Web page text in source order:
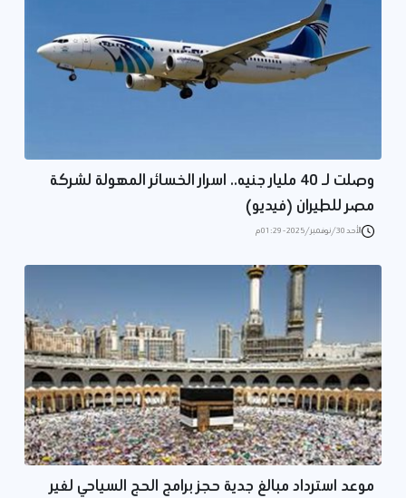
وصلت لـ 40 مليار جنيه.. اسرار الخسائر المهولة لشركة
مصر للطيران (فيديو)
الأحد 30/نوفمبر/2025 - 01:29 م
موعد استرداد مبالغ جدية حجز برامج الحج السياحي لغير